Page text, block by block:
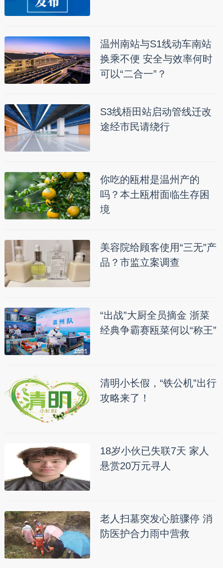
温州南站与S1线动车南站
换乘不便 安全与效率何时
可以“二合一”？
S3线梧田站启动管线迁改
途经市民请绕行
你吃的瓯柑是温州产的
吗？本土瓯柑面临生存困
境
美容院给顾客使用“三无”产
品？市监立案调查
“出战”大厨全员摘金 浙菜
经典争霸赛瓯菜何以“称王”
清明小长假，“铁公机”出行
攻略来了！
18岁小伙已失联7天 家人
悬赏20万元寻人
老人扫墓突发心脏骤停 消
防医护合力雨中营救